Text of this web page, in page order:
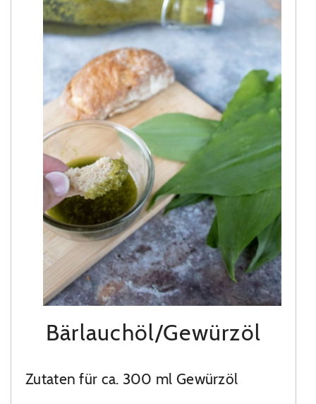
Bärlauchöl/Gewürzöl
Zutaten für ca. 300 ml Gewürzöl